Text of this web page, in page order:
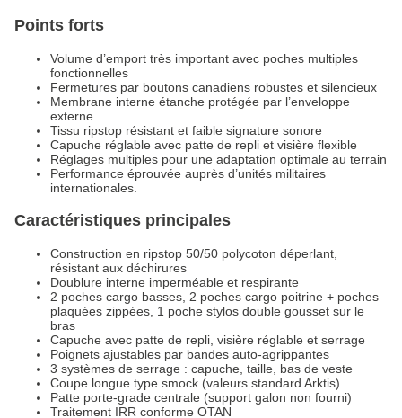
Points forts
Volume d’emport très important avec poches multiples
fonctionnelles
Fermetures par boutons canadiens robustes et silencieux
Membrane interne étanche protégée par l’enveloppe
externe
Tissu ripstop résistant et faible signature sonore
Capuche réglable avec patte de repli et visière flexible
Réglages multiples pour une adaptation optimale au terrain
Performance éprouvée auprès d’unités militaires
internationales.
Caractéristiques principales
Construction en ripstop 50/50 polycoton déperlant,
résistant aux déchirures
Doublure interne imperméable et respirante
2 poches cargo basses, 2 poches cargo poitrine + poches
plaquées zippées, 1 poche stylos double gousset sur le
bras
Capuche avec patte de repli, visière réglable et serrage
Poignets ajustables par bandes auto-agrippantes
3 systèmes de serrage : capuche, taille, bas de veste
Coupe longue type smock (valeurs standard Arktis)
Patte porte-grade centrale (support galon non fourni)
Traitement IRR conforme OTAN